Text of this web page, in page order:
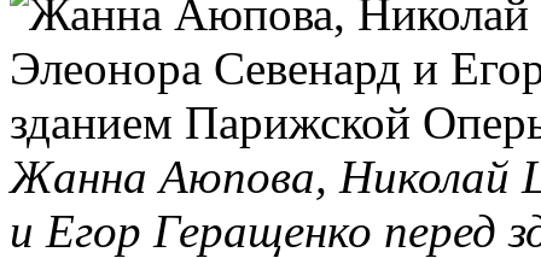
Жанна Аюпова, Николай
и Егор Геращенко перед